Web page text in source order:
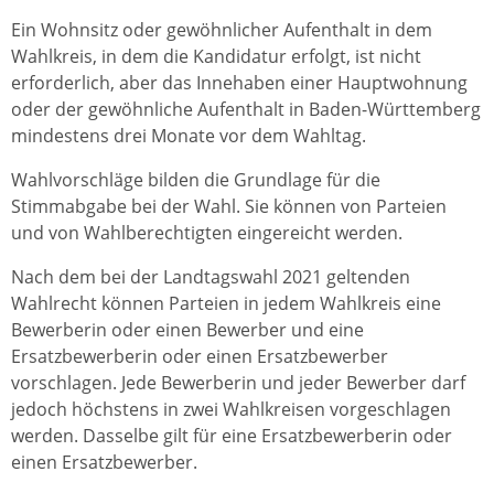
Ein Wohnsitz oder gewöhnlicher Aufenthalt in dem
Wahlkreis, in dem die Kandidatur erfolgt, ist nicht
erforderlich, aber das Innehaben einer Hauptwohnung
oder der gewöhnliche Aufenthalt in Baden-Württemberg
mindestens drei Monate vor dem Wahltag.
Wahlvorschläge bilden die Grundlage für die
Stimmabgabe bei der Wahl. Sie können von Parteien
und von Wahlberechtigten eingereicht werden.
Nach dem bei der Landtagswahl 2021 geltenden
Wahlrecht können Parteien in jedem Wahlkreis eine
Bewerberin oder einen Bewerber und eine
Ersatzbewerberin oder einen Ersatzbewerber
vorschlagen. Jede Bewerberin und jeder Bewerber darf
jedoch höchstens in zwei Wahlkreisen vorgeschlagen
werden. Dasselbe gilt für eine Ersatzbewerberin oder
einen Ersatzbewerber.